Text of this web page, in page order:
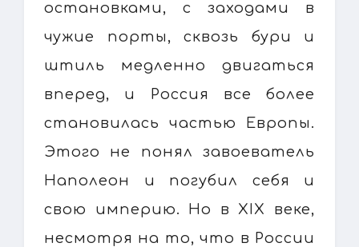
остановками, с заходами в
чужие порты, сквозь бури и
штиль медленно двигаться
вперед, и Россия все более
становилась частью Европы.
Этого не понял завоеватель
Наполеон и погубил себя и
свою империю. Но в XIX веке,
несмотря на то, что в России